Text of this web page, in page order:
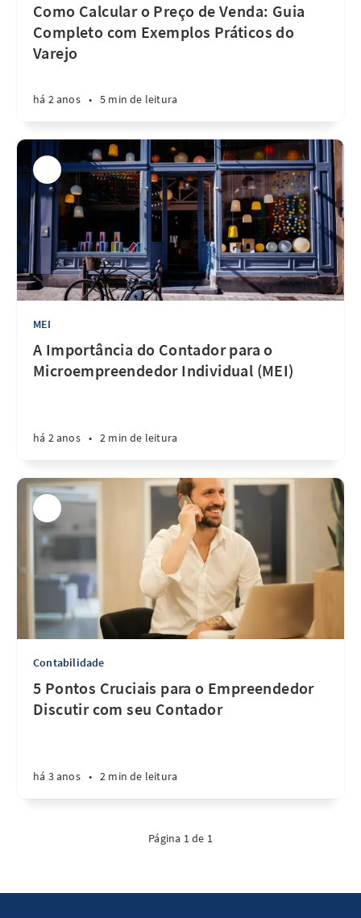
Como Calcular o Preço de Venda: Guia
Completo com Exemplos Práticos do
Varejo
há 2 anos • 5 min de leitura
MEI
A Importância do Contador para o
Microempreendedor Individual (MEI)
há 2 anos • 2 min de leitura
Contabilidade
5 Pontos Cruciais para o Empreendedor
Discutir com seu Contador
há 3 anos • 2 min de leitura
Página 1 de 1